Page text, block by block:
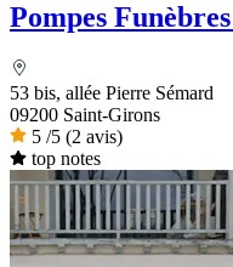
Pompes
53 bis, allée Pierre Sémard
09200 Saint-Girons
5 /5 (2 avis)
top notes